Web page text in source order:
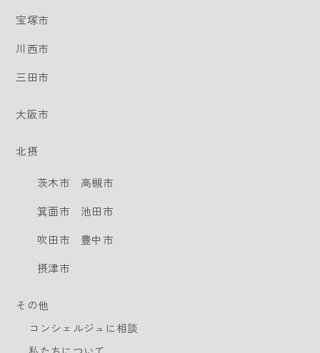
宝塚市
川西市
三田市
大阪市
北摂
茨木市
高槻市
箕面市
池田市
吹田市
豊中市
摂津市
その他
コンシェルジュに相談